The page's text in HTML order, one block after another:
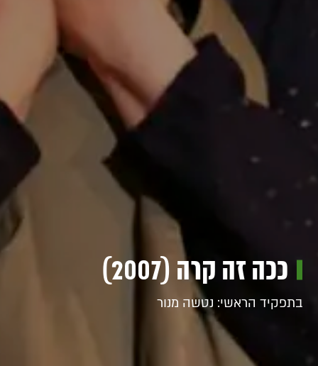
ככה זה קרה (2007)
בתפקיד הראשי: נטשה מנור